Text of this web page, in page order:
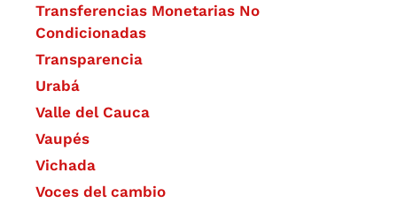
Transferencias Monetarias No
Condicionadas
Transparencia
Urabá
Valle del Cauca
Vaupés
Vichada
Voces del cambio